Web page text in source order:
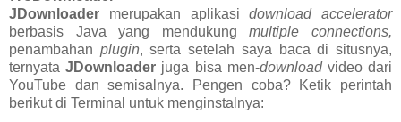
JDownloader merupakan aplikasidownload accelerator
berbasis Java yang mendukungmultiple connections,
penambahan plugin, serta setelah saya baca di situsnya,
ternyataJDownloader juga bisa men-downloadvideo dari
YouTube dan semisalnya. Pengen coba? Ketik perintah
berikut di Terminal untuk menginstalnya: